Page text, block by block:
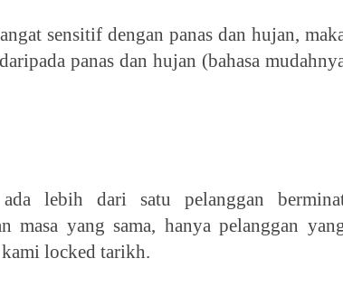
sensitif dengan panas dan hujan,
panas dan hujan (bahasa
lebih dari satu pelanggan
masa yang sama, hanya pelanggan
kami locked tarikh.